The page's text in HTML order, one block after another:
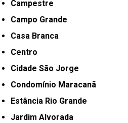
Campestre
Campo Grande
Casa Branca
Centro
Cidade São Jorge
Condomínio Maracanã
Estância Rio Grande
Jardim Alvorada